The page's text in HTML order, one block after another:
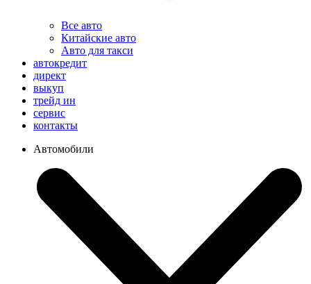
Все авто
Китайские авто
Авто для такси
автокредит
директ
выкуп
трейд ин
сервис
контакты
Автомобили